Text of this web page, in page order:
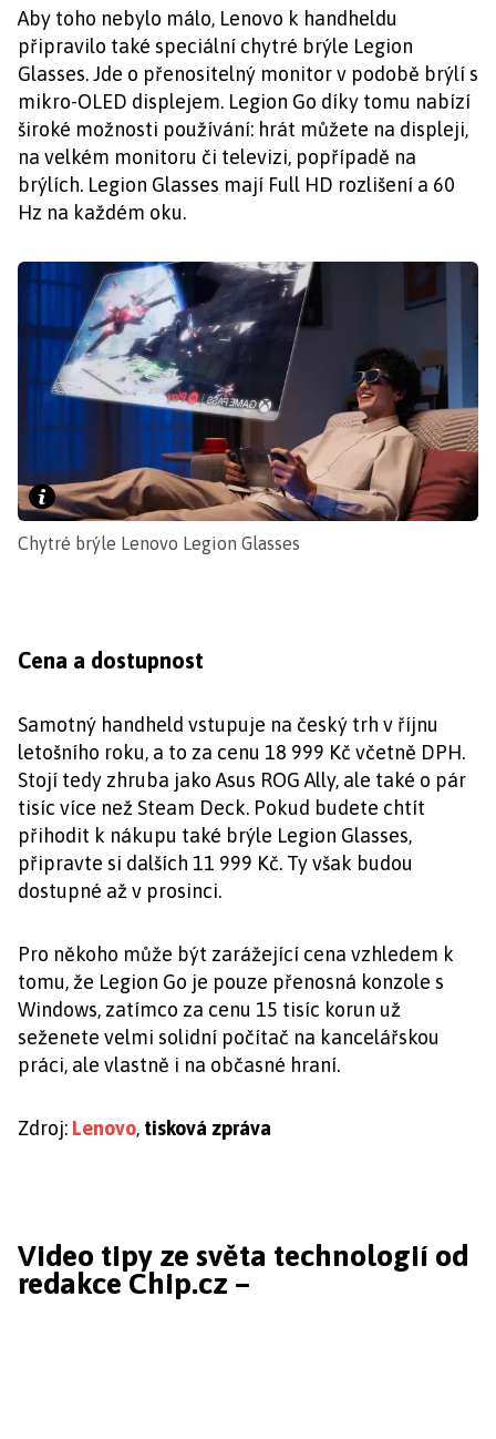
Aby toho nebylo málo, Lenovo k handheldu
připravilo také speciální chytré brýle Legion
Glasses. Jde o přenositelný monitor v podobě brýlí s
mikro-OLED displejem. Legion Go díky tomu nabízí
široké možnosti používání: hrát můžete na displeji,
na velkém monitoru či televizi, popřípadě na
brýlích. Legion Glasses mají Full HD rozlišení a 60
Hz na každém oku.
Chytré brýle Lenovo Legion Glasses
Cena a dostupnost
Samotný handheld vstupuje na český trh v říjnu
letošního roku, a to za cenu 18 999 Kč včetně DPH.
Stojí tedy zhruba jako Asus ROG Ally, ale také o pár
tisíc více než Steam Deck. Pokud budete chtít
přihodit k nákupu také brýle Legion Glasses,
připravte si dalších 11 999 Kč. Ty však budou
dostupné až v prosinci.
Pro někoho může být zarážející cena vzhledem k
tomu, že Legion Go je pouze přenosná konzole s
Windows, zatímco za cenu 15 tisíc korun už
seženete velmi solidní počítač na kancelářskou
práci, ale vlastně i na občasné hraní.
Zdroj: Lenovo, tisková zpráva
Video tipy ze světa technologií od
redakce Chip.cz –